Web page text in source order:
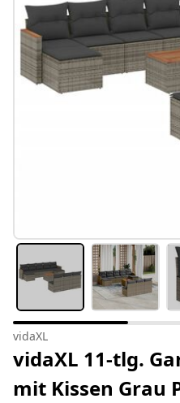
#sharemevidaxl
vidaXL
vidaXL 11-tlg.
mit Kissen Grau